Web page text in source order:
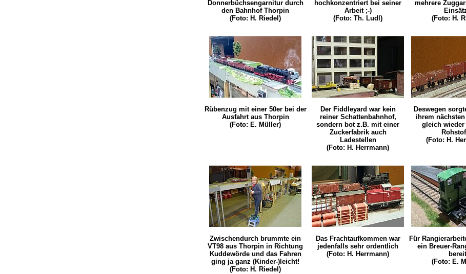
Donnerbüchsengarnitur durch
den Bahnhof Thorpin
(Foto: H. Riedel)
hochkonzentriert bei seiner
Arbeit ;-)
(Foto: Th. Ludl)
mehrere
(Foto: H.
Rübenzug mit einer 50er bei der
Ausfahrt aus Thorpin
(Foto: E. Müller)
Der Fiddleyard war kein
reiner Schattenbahnhof,
sondern bot z.B. mit einer
Zuckerfabrik auch
Ladestellen
(Foto: H. Herrmann)
Deswegen
ihrem
gleich wieder
(Foto: H.
Zwischendurch brummte ein
VT98 aus Thorpin in Richtung
Kuddewörde und das Fahren
ging ja ganz (Kinder-)leicht!
(Foto: H. Riedel)
Das Frachtaufkommen war
jedenfalls sehr ordentlich
(Foto: H. Herrmann)
Für
ein Breuer-
bereit
(Foto: E.